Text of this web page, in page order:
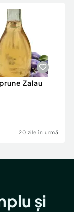
Zalau
20 zile în urmă
și